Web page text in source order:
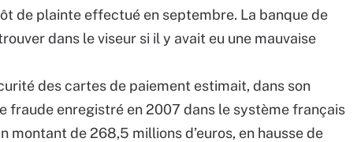
de plainte effectué en septembre. La banque de
dans le viseur si il y avait eu une mauvaise
des cartes de paiement estimait, dans son
fraude enregistré en 2007 dans le système français
de 268,5 millions d’euros, en hausse de